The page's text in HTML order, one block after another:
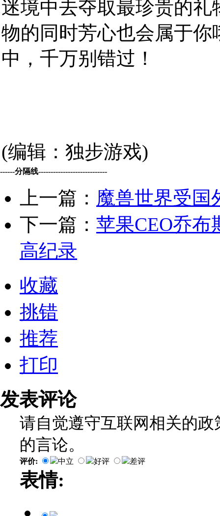
迷境中去夺取最珍贵的
物的同时芳心也会属于
中，千万别错过！
(编辑：独步游戏)
------分隔线----------------------------
上一篇： 魔兽世界受国
下一篇： 苹果CEO乔布
高纪录
收藏
挑错
推荐
打印
发表评论
请自觉遵守互联网相关的
的言论。
评价: 中立 好评 差评
表情: